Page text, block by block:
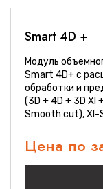
Smart 4D +
Модуль
Smart 4D+ с
обработки и
(3D + 4D + 3D XI
Smooth cut), XI-
Цена по